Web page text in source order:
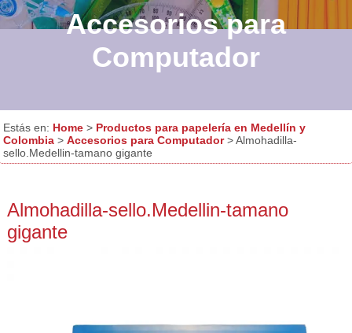
Accesorios para
Computador
Estás en: Home > Productos para papelería en Medellín y
Colombia >Accesorios para Computador> Almohadilla-
sello.Medellin-tamano gigante
Almohadilla-sello.Medellin-tamano
gigante